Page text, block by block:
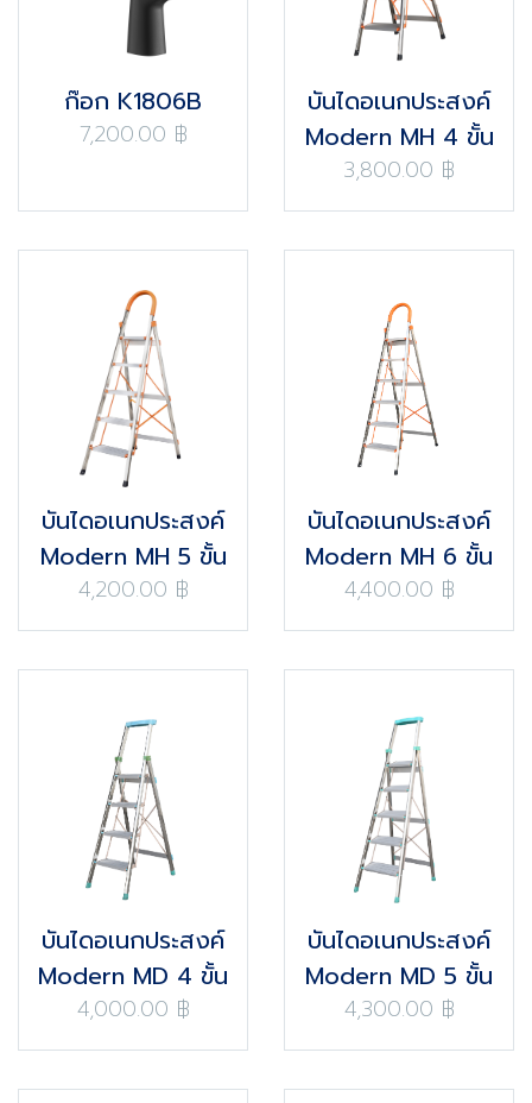
ก๊อก K1806B
7,200.00 ฿
บันไดอเนกประสงค์
Modern MH 4 ขั้น
3,800.00 ฿
บันไดอเนกประสงค์
Modern MH 5 ขั้น
4,200.00 ฿
บันไดอเนกประสงค์
Modern MH 6 ขั้น
4,400.00 ฿
บันไดอเนกประสงค์
Modern MD 4 ขั้น
4,000.00 ฿
บันไดอเนกประสงค์
Modern MD 5 ขั้น
4,300.00 ฿